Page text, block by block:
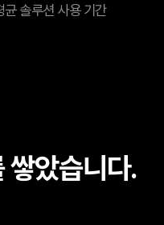
균 솔루션 사용 기간
쌓았습니다.